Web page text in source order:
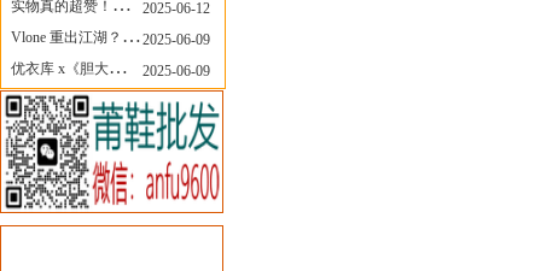
实物真的超赞！NB 新款 2010 新配色
2025-06-12
Vlone 重出江湖？突然又要联名，谁能想到！
2025-06-09
优衣库 x《胆大党》新品公布，第二季联动周边来了！
2025-06-09